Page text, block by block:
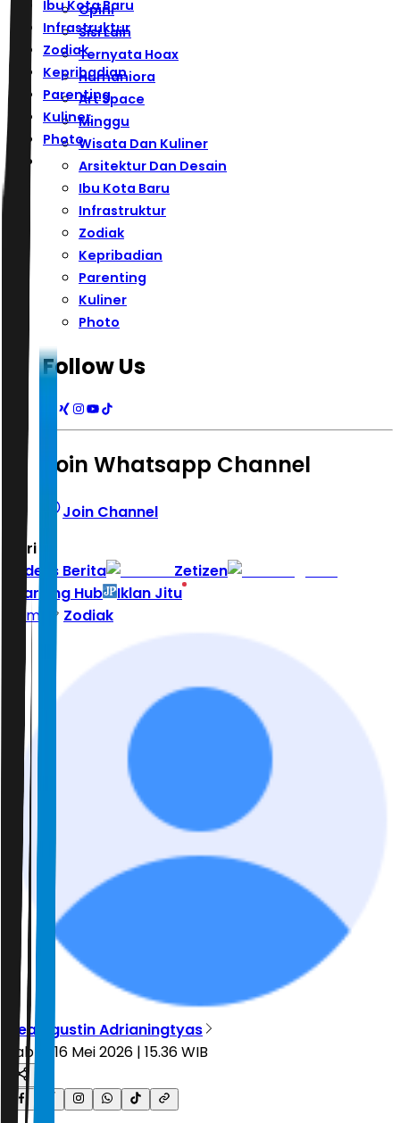
Ibu Kota Baru
Infrastruktur
Zodiak
Kepribadian
Parenting
Kuliner
Photo
Opini
Sisi Lain
Ternyata Hoax
Humaniora
Art Space
Minggu
Wisata Dan Kuliner
Arsitektur Dan Desain
Ibu Kota Baru
Infrastruktur
Zodiak
Kepribadian
Parenting
Kuliner
Photo
Follow Us
Join Whatsapp Channel
Join Channel
Hari ini
Indeks Berita
Zetizen
Learning Hub
Iklan Jitu
Home
Zodiak
Dea Agustin Adrianingtyas
Sabtu, 16 Mei 2026 | 15.36 WIB